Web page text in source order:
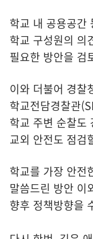
학교 내 공용공간
학교 구성원의 의
필요한 방안을 검
이와 더불어 경찰
학교전담경찰관
학교 주변 순찰도
교외 안전도 점검
학교를 가장 안전
말씀드린 방안 이
향후 정책방향을